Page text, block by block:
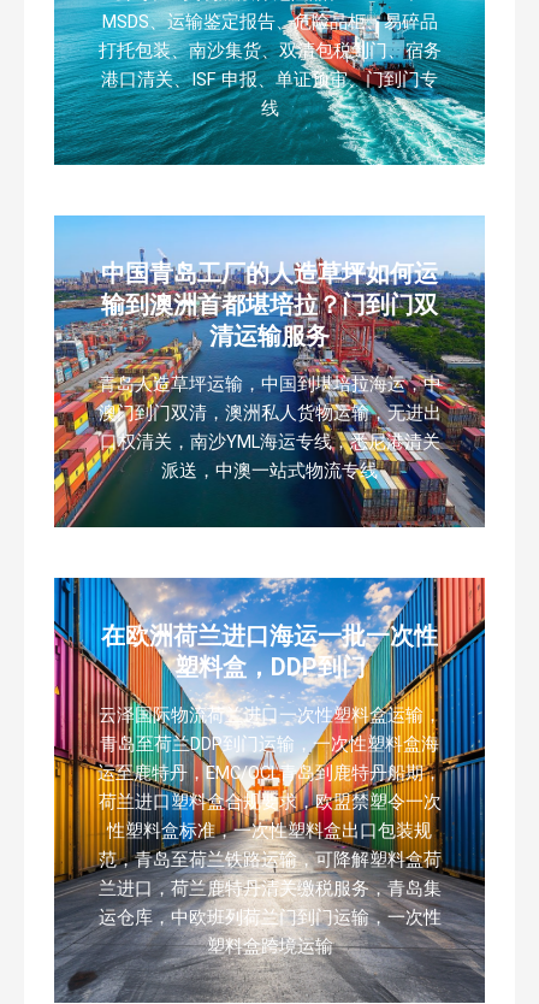
MSDS、运输鉴定报告、危险品柜、易碎品
打托包装、南沙集货、双清包税到门、宿务
港口清关、ISF 申报、单证预审、门到门专
线
中国青岛工厂的人造草坪如何运
输到澳洲首都堪培拉？门到门双
清运输服务
青岛人造草坪运输，中国到堪培拉海运，中
澳门到门双清，澳洲私人货物运输，无进出
口权清关，南沙YML海运专线，悉尼港清关
派送，中澳一站式物流专线
在欧洲荷兰进口海运一批一次性
塑料盒，DDP到门
云泽国际物流荷兰进口一次性塑料盒运输，
青岛至荷兰DDP到门运输，一次性塑料盒海
运至鹿特丹，EMC/OCL青岛到鹿特丹船期，
荷兰进口塑料盒合规要求，欧盟禁塑令一次
性塑料盒标准，一次性塑料盒出口包装规
范，青岛至荷兰铁路运输，可降解塑料盒荷
兰进口，荷兰鹿特丹清关缴税服务，青岛集
运仓库，中欧班列荷兰门到门运输，一次性
塑料盒跨境运输